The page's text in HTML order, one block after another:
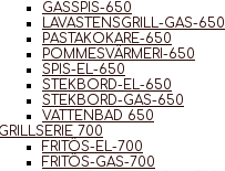
GASSPIS-650
LAVASTENSGRILL-GAS-650
PASTAKOKARE-650
POMMESVÄRMERI-650
SPIS-EL-650
STEKBORD-EL-650
STEKBORD-GAS-650
VATTENBAD 650
GRILLSERIE 700
FRITÖS-EL-700
FRITÖS-GAS-700